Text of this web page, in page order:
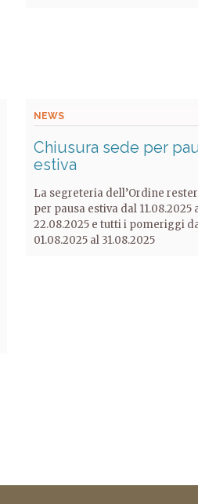
NEWS
Chiusura sede per
estiva
La segreteria dell’Ordine
per pausa estiva dal 11.08.2025
22.08.2025 e tutti i pomeriggi
01.08.2025 al 31.08.2025